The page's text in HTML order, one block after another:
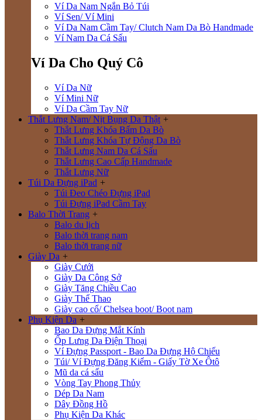
Ví Da Nam Ngắn Bỏ Túi
Ví Sen/ Ví Mini
Ví Da Nam Cầm Tay/ Clutch Nam Da Bò Handmade
Ví Nam Da Cá Sấu
Ví Da Cho Quý Cô
Ví Da Nữ
Ví Mini Nữ
Ví Da Cầm Tay Nữ
Thắt Lưng Nam/ Nịt Bụng Da Thật +
Thắt Lưng Khóa Bấm Da Bò
Thắt Lưng Khóa Tự Động Da Bò
Thắt Lưng Nam Da Cá Sấu
Thắt Lưng Cao Cấp Handmade
Thắt Lưng Nữ
Túi Da Đựng iPad +
Túi Đeo Chéo Đựng iPad
Túi Đựng iPad Cầm Tay
Balo Thời Trang +
Balo du lịch
Balo thời trang nam
Balo thời trang nữ
Giày Da +
Giày Cưới
Giày Da Công Sở
Giày Tăng Chiều Cao
Giày Thể Thao
Giày cao cổ/ Chelsea boot/ Boot nam
Phụ Kiện Da +
Bao Da Đựng Mắt Kính
Ốp Lưng Da Điện Thoại
Ví Đựng Passport - Bao Da Đựng Hộ Chiếu
Túi/ Ví Đựng Đăng Kiểm - Giấy Tờ Xe Ôtô
Mũ da cá sấu
Vòng Tay Phong Thủy
Dép Da Nam
Dây Đồng Hồ
Phụ Kiện Da Khác